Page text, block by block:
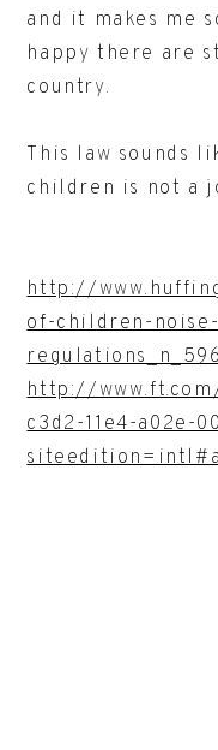
and it makes me
happy there are
country.
This law sounds
children is not a
http://
of-children-
http://
c3d2-11e4-a02e-